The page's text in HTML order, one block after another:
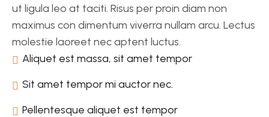
ut ligula leo at taciti. Risus per proin diam non
maximus con dimentum viverra nullam arcu. Lectus
molestie laoreet nec aptent luctus.
Aliquet est massa, sit amet tempor
Sit amet tempor mi auctor nec.
Pellentesque aliquet est tempor